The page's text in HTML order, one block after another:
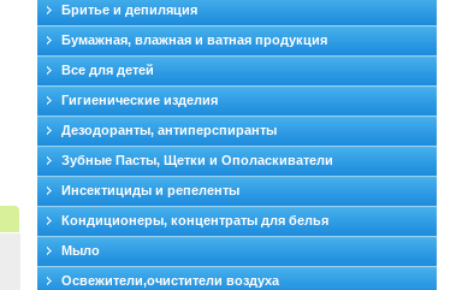
Бритье и депиляция
Бумажная, влажная и ватная продукция
Все для детей
Гигиенические изделия
Дезодоранты, антиперспиранты
Зубные Пасты, Щетки и Ополаскиватели
Инсектициды и репеленты
Кондиционеры, концентраты для белья
Мыло
Освежители,очистители воздуха